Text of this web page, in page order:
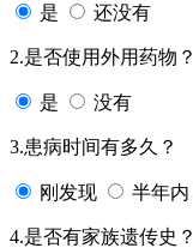
是 还没有
2.是否使用外用药物？
是 没有
3.患病时间有多久？
刚发现 半年内
4.是否有家族遗传史？